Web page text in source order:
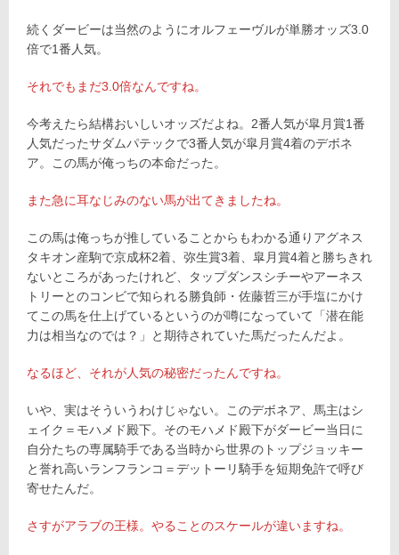
続くダービーは当然のようにオルフェーヴルが単勝オッズ3.0
倍で1番人気。
それでもまだ3.0倍なんですね。
今考えたら結構おいしいオッズだよね。2番人気が皐月賞1番
人気だったサダムパテックで3番人気が皐月賞4着のデボネ
ア。この馬が俺っちの本命だった。
また急に耳なじみのない馬が出てきましたね。
この馬は俺っちが推していることからもわかる通りアグネス
タキオン産駒で京成杯2着、弥生賞3着、皐月賞4着と勝ちきれ
ないところがあったけれど、タップダンスシチーやアーネス
トリーとのコンビで知られる勝負師・佐藤哲三が手塩にかけ
てこの馬を仕上げているというのが噂になっていて「潜在能
力は相当なのでは？」と期待されていた馬だったんだよ。
なるほど、それが人気の秘密だったんですね。
いや、実はそういうわけじゃない。このデボネア、馬主はシ
ェイク＝モハメド殿下。そのモハメド殿下がダービー当日に
自分たちの専属騎手である当時から世界のトップジョッキー
と誉れ高いランフランコ＝デットーリ騎手を短期免許で呼び
寄せたんだ。
さすがアラブの王様。やることのスケールが違いますね。